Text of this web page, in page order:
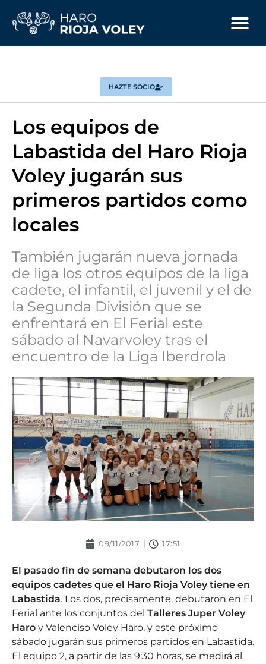
HAZTE SOCIO
Los equipos de
Labastida del Haro Rioja
Voley jugarán sus
primeros partidos como
locales
También jugarán nueva jornada
de liga los otros equipos de la liga
cadete, el infantil, el juvenil y el de
la Segunda División que se
enfrentará en El Ferial este
sábado al Navarvoley tras el
encuentro de la Liga Iberdrola
09/11/2017 17:51
El pasado fin de semana debutaron los dos
equipos cadetes que el Haro Rioja Voley tiene en
Labastida. Los dos, precisamente, debutaron en El
Ferial ante los conjuntos del Talleres Juper Voley
Haro y Valenciso Voley Haro, y este próximo
sábado jugarán sus primeros partidos en Labastida.
El equipo 2, a partir de las 9:30 horas, se medirá al